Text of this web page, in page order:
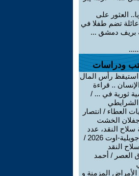
العثور على
تضم طفلا في
بريف دمشق ...
ودراسات
رأس المال
.. قراءة
ثورية في ... /
العطاء / انتصار
الخشت
سلاح النقد، عدد
جوان-جويلية-اوت 2026 /
النقد
العصر / أحمد
المزمنة و